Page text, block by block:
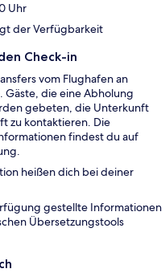
Uhr
der Verfügbarkeit
Check-in
vom Flughafen an
die eine Abholung
gebeten, die Unterkunft
zu kontaktieren. Die
findest du auf
heißen dich bei deiner
gestellte Informationen
Übersetzungstools